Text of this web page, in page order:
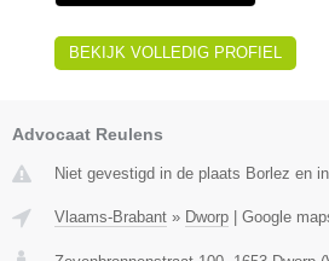
BEKIJK VOLLEDIG PROFIEL
Advocaat Reulens
Niet gevestigd in de plaats Borlez en
Vlaams-Brabant » Dworp Google